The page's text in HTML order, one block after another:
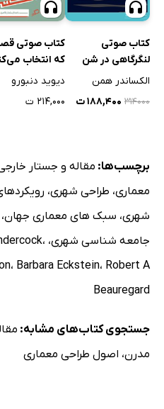
کتاب صوتی
لنگرگاهی در شن
روان
الکساندر همن
۳۱۴۰۰۰ ۱۸۸,۴۰۰ ت
کتاب صوتی
که انتخاب
دیوید دنبورو
۲۱۴,۰۰۰ ت
برچسب‌ها: مقاله و جستار
معماری، طراحی شهری،
شهری، سبک های معماری جهان،
جامعه شناسی شهری، ،
، Barbara Eckstein، Robert A
Beauregard
جستجوی کتاب‌های مشابه:
مدرن، اصول طراحی معماری